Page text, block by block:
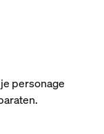
personage